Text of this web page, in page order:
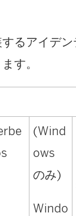
るアイデ
す。
(Wind
ows
のみ)
Windo